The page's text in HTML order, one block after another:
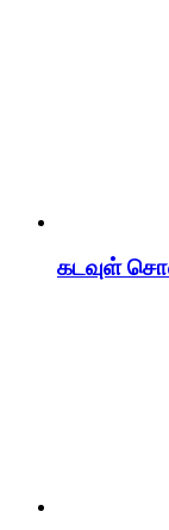
கடவுள்